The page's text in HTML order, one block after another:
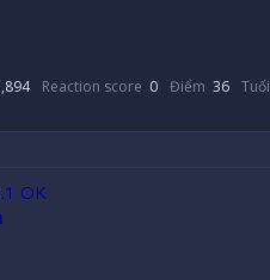
Reaction score 0 Điểm 36 Tuổi
OK